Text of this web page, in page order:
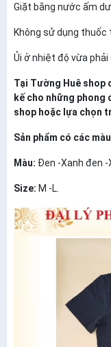
Giặt bằng nước ấm
Không sử dụng thuốc
Ủi ở nhiệt độ vừa phải
Tại Tường Huê shop
kế cho những phong
shop hoặc lựa chọn
Sản phẩm có các
Màu: Đen -Xanh đen -
Size: M -L.